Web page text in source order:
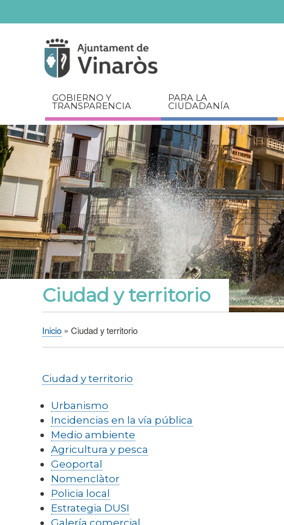
relacionados
GOBIERNO Y
TRANSPARENCIA
PARA LA
CIUDADANÍA
Ciudad y territorio
Sobrescribir
ayuda
navegación
Inicio Ciudad y territorio
Ciudad y territorio
Urbanismo
Incidencias en la vía pública
Medio ambiente
Agricultura y pesca
Geoportal
Nomenclàtor
Policia local
Estrategia DUSI
Galería comercial